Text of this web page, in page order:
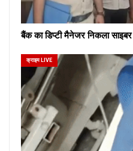
बैंक का डिप्टी मैनेजर निकला
क्राइम LIVE